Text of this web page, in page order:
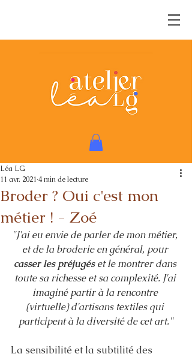
Broder ? Oui c'est mon
métier ! - Zoé
Léa LG
11 avr. 2021 4 min de lecture
"J'ai eu envie de parler de mon métier,
et de la broderie en général, pour
casser les préjugés et le montrer dans
toute sa richesse et sa complexité. J'ai
imaginé partir à la rencontre
(virtuelle) d'artisans textiles qui
participent à la diversité de cet art."
La sensibilité et la subtilité des